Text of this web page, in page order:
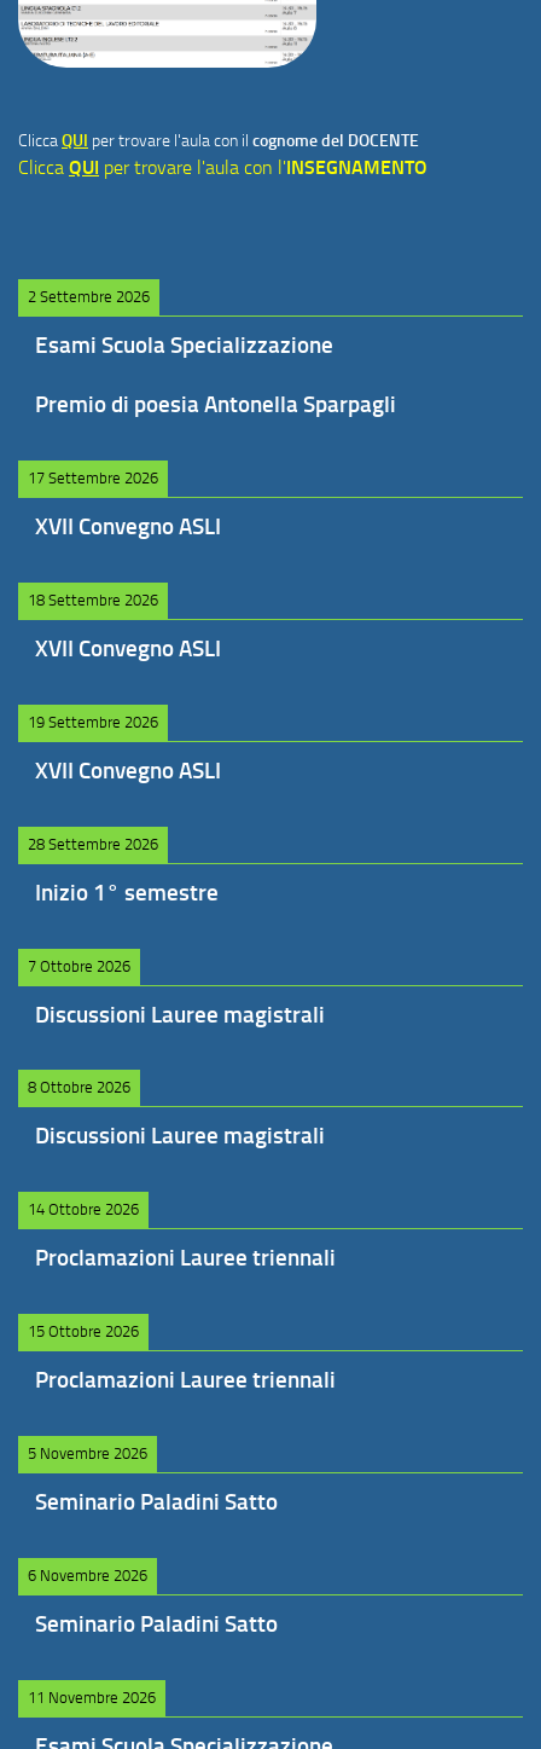
CliccaQUI per trovare l'aula con il cognome del DOCENTE
Clicca QUI per trovare l'aula con l'INSEGNAMENTO
2 Settembre 2026
Esami Scuola Specializzazione
Premio di poesia Antonella Sparpagli
17 Settembre 2026
XVII Convegno ASLI
18 Settembre 2026
XVII Convegno ASLI
19 Settembre 2026
XVII Convegno ASLI
28 Settembre 2026
Inizio 1° semestre
7 Ottobre 2026
Discussioni Lauree magistrali
8 Ottobre 2026
Discussioni Lauree magistrali
14 Ottobre 2026
Proclamazioni Lauree triennali
15 Ottobre 2026
Proclamazioni Lauree triennali
5 Novembre 2026
Seminario Paladini Satto
6 Novembre 2026
Seminario Paladini Satto
11 Novembre 2026